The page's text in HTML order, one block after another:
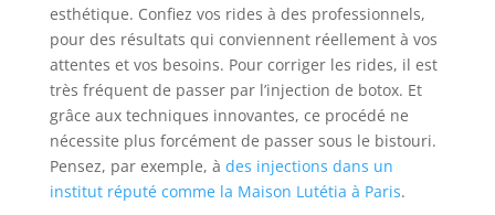
esthétique. Confiez vos rides à des professionnels,
pour des résultats qui conviennent réellement à vos
attentes et vos besoins. Pour corriger les rides, il est
très fréquent de passer par l’injection de botox. Et
grâce aux techniques innovantes, ce procédé ne
nécessite plus forcément de passer sous le bistouri.
Pensez, par exemple, à des injections dans un
institut réputé comme la Maison Lutétia à Paris.